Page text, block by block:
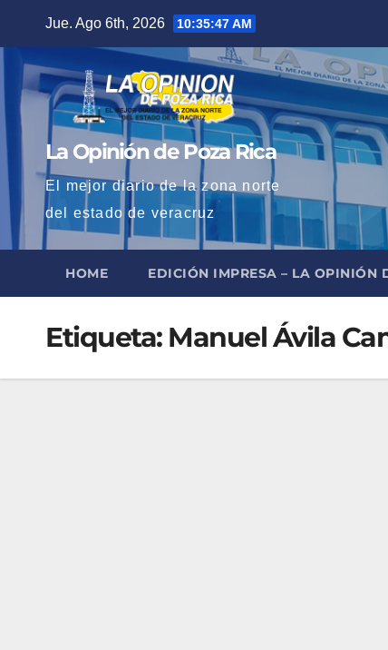
contenido
Jue. Ago 6th, 2026 10:35:48 AM
La Opinión de Poza Rica
El mejor diario de la zona norte
del estado de veracruz
HOME EDICIÓN IMPRESA – LA OPINIÓN
Etiqueta: Manuel Ávila